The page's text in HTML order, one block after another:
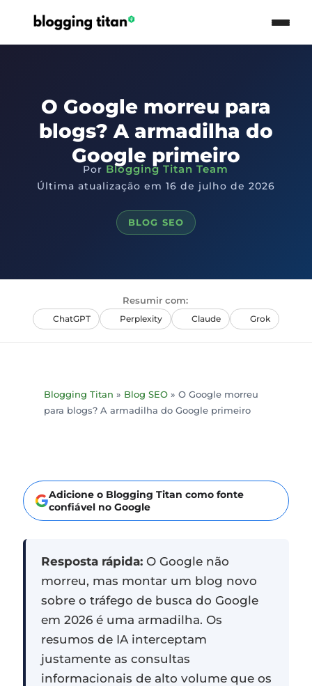
O Google morreu para
blogs? A armadilha do
Google primeiro
Por Blogging Titan Team
Última atualização em 16 de julho de 2026
BLOG SEO
Resumir com:
ChatGPT Perplexity Claude Grok
Adicione o Blogging Titan como fonte
confiável no Google
Resposta rápida: O Google não
morreu, mas montar um blog novo
sobre o tráfego de busca do Google
em 2026 é uma armadilha. Os
resumos de IA interceptam
justamente as consultas
informacionais de alto volume que os
Blogging Titan » Blog SEO » O Google morreu
para blogs? A armadilha do Google primeiro